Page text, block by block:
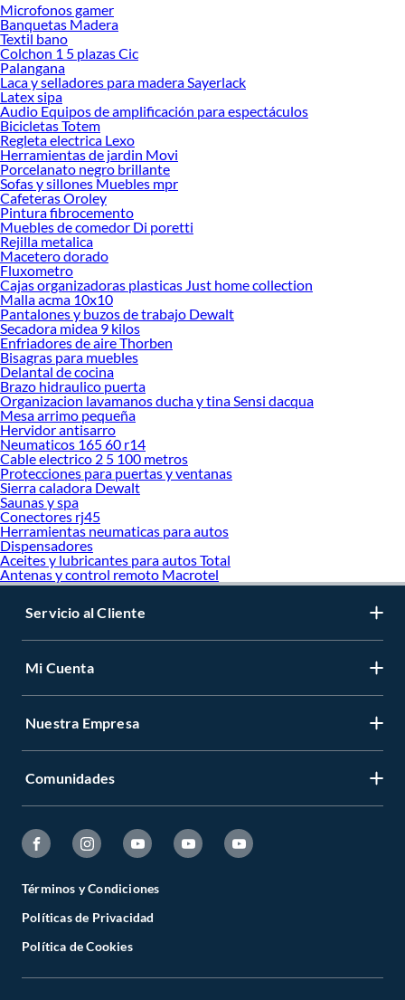
Desde remodelaciones hasta proyectos de decoración, estamos aquí para hacer
tus ideas realidad. ¡Visítanos y encuentra todo lo que tenemos para ofrecerte en
Audífonos!
Explora la variedad de productos de Audífonos en Sodimac
Herramientas, materiales y accesorios de calidad para tus proyectos y
renovación de espacios. ¡Visítanos y descubre todo lo que tenemos para
ofrecerte!
Encuentra una amplia variedad de productos de Audífonos en Sodimac.
Encuentra todo lo necesario para tus proyectos de renovación y decoración.
¡Visítanos y haz tus ideas realidad!
Microfonos gamer
Banquetas Madera
Textil bano
Colchon 1 5 plazas Cic
Palangana
Laca y selladores para madera Sayerlack
Latex sipa
Audio Equipos de amplificación para espectáculos
Bicicletas Totem
Regleta electrica Lexo
Herramientas de jardin Movi
Porcelanato negro brillante
Sofas y sillones Muebles mpr
Cafeteras Oroley
Pintura fibrocemento
Muebles de comedor Di poretti
Rejilla metalica
Macetero dorado
Fluxometro
Cajas organizadoras plasticas Just home collection
Malla acma 10x10
Pantalones y buzos de trabajo Dewalt
Secadora midea 9 kilos
Enfriadores de aire Thorben
Bisagras para muebles
Delantal de cocina
Brazo hidraulico puerta
Organizacion lavamanos ducha y tina Sensi dacqua
Mesa arrimo pequeña
Hervidor antisarro
Neumaticos 165 60 r14
Cable electrico 2 5 100 metros
Protecciones para puertas y ventanas
Sierra caladora Dewalt
Saunas y spa
Conectores rj45
Herramientas neumaticas para autos
Dispensadores
Aceites y lubricantes para autos Total
Antenas y control remoto Macrotel
Servicio al Cliente
Mi Cuenta
Nuestra Empresa
Comunidades
Términos y Condiciones
Políticas de Privacidad
Política de Cookies